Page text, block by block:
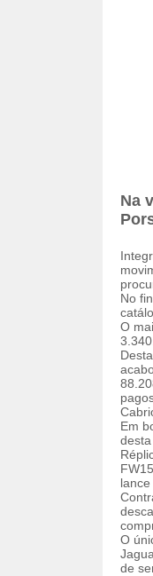
Na
No
O
Em
desta
O
de